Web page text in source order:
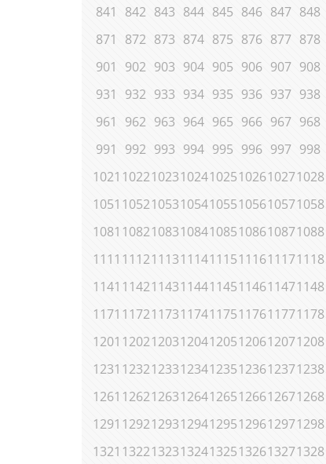
841
842 843 844 845 846 847 848
871
872 873 874 875 876 877 878
901
902 903 904 905 906 907 908
931
932 933 934 935 936 937 938
961
962 963 964 965 966 967 968
991
992 993 994 995 996 997 998
1021 1022102310241025102610271028
1051 1052105310541055105610571058
1081 1082108310841085108610871088
1111 1112111311141115111611171118
1141 1142114311441145114611471148
1171 1172117311741175117611771178
1201 1202120312041205120612071208
1231 1232123312341235123612371238
1261 1262126312641265126612671268
1291 1292129312941295129612971298
1321 1322132313241325132613271328